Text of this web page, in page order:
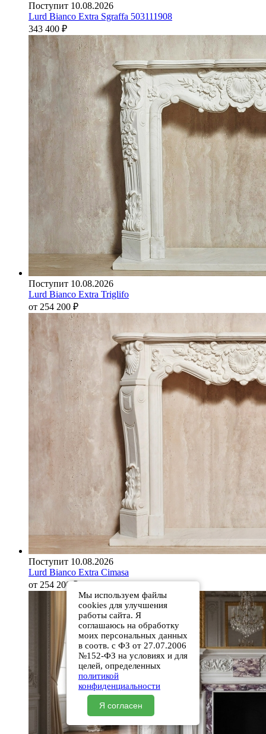
Поступит 10.08.2026
Lurd Bianco Extra Sgraffa 503111908
343 400 ₽
Поступит 10.08.2026
Lurd Bianco Extra Triglifo
от 254 200 ₽
Поступит 10.08.2026
Lurd Bianco Extra Cimasa
от 254 200₽
Мы используем файлы
cookies для улучшения
работы сайта. Я
соглашаюсь на обработку
моих персональных данных
в соотв. с ФЗ от 27.07.2006
№152-ФЗ на условиях и для
целей, определенных
политикой
конфиденциальности
Я согласен